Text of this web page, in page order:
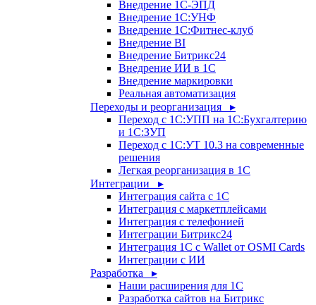
Внедрение 1С-ЭПД
Внедрение 1С:УНФ
Внедрение 1С:Фитнес-клуб
Внедрение BI
Внедрение Битрикс24
Внедрение ИИ в 1С
Внедрение маркировки
Реальная автоматизация
Переходы и реорганизация ▸
Переход с 1С:УПП на 1С:Бухгалтерию
и 1С:ЗУП
Переход с 1С:УТ 10.3 на современные
решения
Легкая реорганизация в 1С
Интеграции ▸
Интеграция сайта с 1С
Интеграция с маркетплейсами
Интеграция с телефонией
Интеграции Битрикс24
Интеграция 1С с Wallet от OSMI Cards
Интеграции с ИИ
Разработка ▸
Наши расширения для 1С
Разработка сайтов на Битрикс